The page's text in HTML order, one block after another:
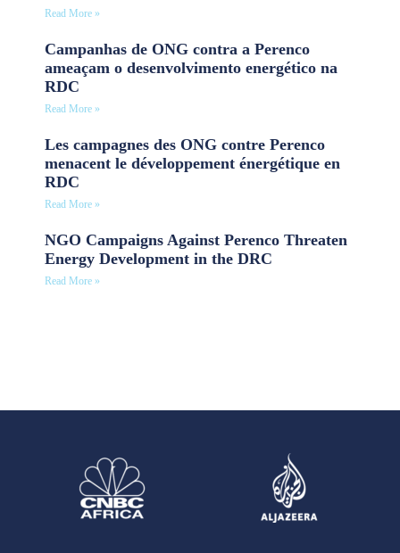
Read More »
Campanhas de ONG contra a Perenco
ameaçam o desenvolvimento energético na
RDC
Read More »
Les campagnes des ONG contre Perenco
menacent le développement énergétique en
RDC
Read More »
NGO Campaigns Against Perenco Threaten
Energy Development in the DRC
Read More »